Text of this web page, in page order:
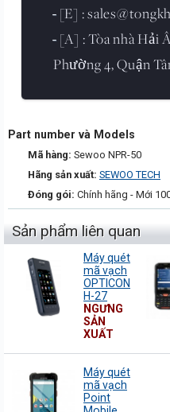
- [E] :
- [A] : Tòa nhà Hải
Phường 4, Quận
Part number và Models
Mã hàng: Sewoo NPR-50
Hãng sản xuất: SEWOO TECH
Đóng gói: Chính hãng - Mới
Sản phẩm liên quan
Máy quét
mã vạch
OPTICON
H-27
NGƯNG
SẢN
XUẤT
Máy quét
mã vạch
Point